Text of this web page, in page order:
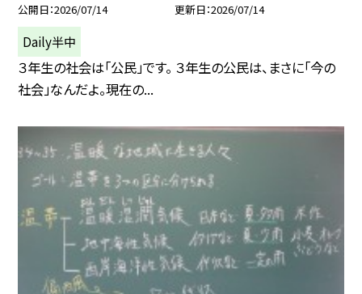
公開日 2026/07/14 更新日 2026/07/14
Daily半中
３年生の社会は「公民」です。 ３年生の公民は、まさに「今の
社会」なんだよ。現在の...